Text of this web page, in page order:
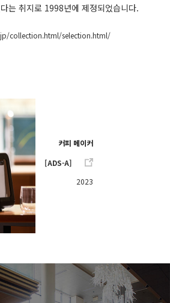
는 취지로 1998년에 제정되었습니다.
collection.html/selection.html/
커피 메이커
[ADS-A]
2023